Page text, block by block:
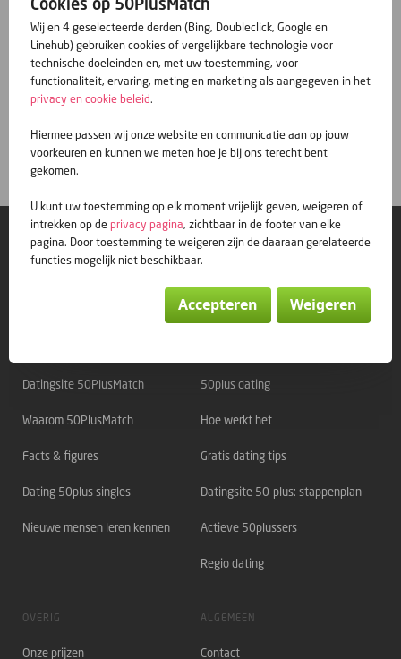
Gratis inschrijven
© 50PlusMatch
Datingsite 50PlusMatch
Waarom 50PlusMatch
Facts & figures
Dating 50plus singles
Nieuwe mensen leren kennen
50plus dating
Hoe werkt het
Gratis dating tips
Datingsite 50-plus: stappenplan
Actieve 50plussers
Regio dating
OVERIG
Onze prijzen
ALGEMEEN
Contact
Wij en 4 geselecteerde derden (Bing, Doubleclick, Google en
Linehub) gebruiken cookies of vergelijkbare technologie voor
technische doeleinden en, met uw toestemming, voor
functionaliteit, ervaring, meting en marketing als aangegeven in het
privacy en cookie beleid.
Hiermee passen wij onze website en communicatie aan op jouw
voorkeuren en kunnen we meten hoe je bij ons terecht bent
gekomen.
U kunt uw toestemming op elk moment vrijelijk geven, weigeren of
intrekken op deprivacy pagina, zichtbaar in de footer van elke
pagina. Door toestemming te weigeren zijn de daaraan gerelateerde
functies mogelijk niet beschikbaar.
Accepteren Weigeren